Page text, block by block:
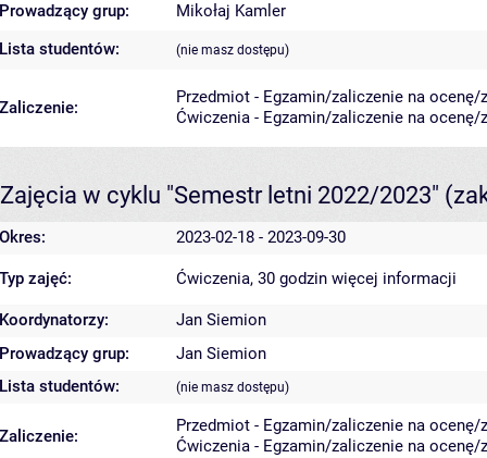
Prowadzący grup:
Mikołaj Kamler
Lista studentów:
(nie masz dostępu)
Zaliczenie:
Przedmiot - Egzamin/zaliczenie na
Ćwiczenia - Egzamin/zaliczenie na
Zajęcia w cyklu "Semestr letni 2022/2023"
Okres: 2023-02-18 - 2023-09-30
Typ zajęć: Ćwiczenia, 30 godzin więcej informacji
Koordynatorzy:
Jan Siemion
Prowadzący grup:
Jan Siemion
Lista studentów:
(nie masz dostępu)
Zaliczenie:
Przedmiot - Egzamin/zaliczenie na
Ćwiczenia - Egzamin/zaliczenie na